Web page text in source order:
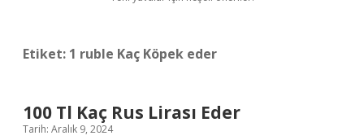
Etiket: 1 ruble Kaç Köpek eder
100 Tl Kaç Rus Lirası Eder
Tarih: Aralık 9, 2024